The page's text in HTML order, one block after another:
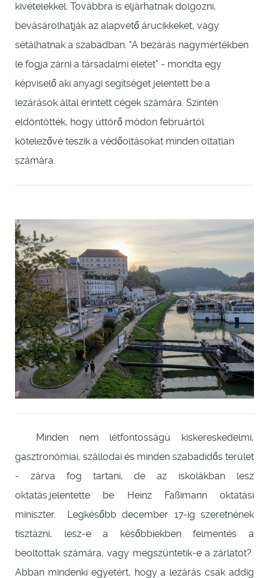
kivételekkel: Továbbra is eljárhatnak dolgozni,
bevásárolhatják az alapvető árucikkeket, vagy
sétálhatnak a szabadban. "A bezárás nagymértékben
le fogja zárni a társadalmi életet" - mondta egy
képviselő aki anyagi segítséget jelentett be a
lezárások által érintett cégek számára. Szintén
eldöntötték, hogy úttörő módon februártól
kötelezővé teszik a védőoltásokat minden oltatlan
számára.
Minden nem létfontosságú kiskereskedelmi,
gasztronómiai, szállodai és minden szabadidős terület
- zárva fog tartani, de az iskolákban lesz
oktatás.jelentette be Heinz Faßimann oktatási
miniszter. Legkésőbb december 17-ig szeretnének
tisztázni, lesz-e a későbbiekben felmentés a
beoltottak számára, vagy megszüntetik-e a zárlatot?
Abban mindenki egyetért, hogy a lezárás csak addig